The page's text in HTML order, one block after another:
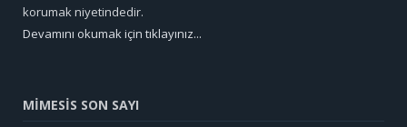
korumak niyetindedir.
Devamını okumak için tıklayınız...
MİMESİS SON SAYI